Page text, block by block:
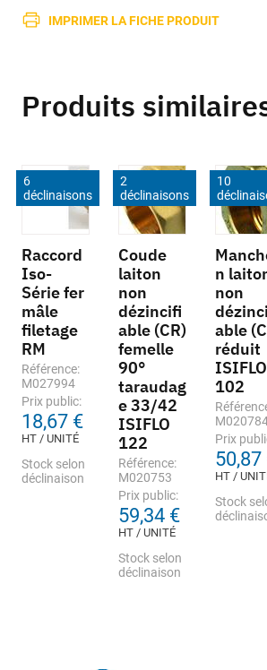
IMPRIMER LA FICHE PRODUIT
Produits
6
déclinaisons
Raccord
Iso-
Série fer
mâle
filetage
RM
Référence:
M027994
Prix public:
18,67 €
HT / UNITÉ
Stock selon
déclinaison
2
déclinaisons
Coude
laiton
non
dézincifi
able (CR)
femelle
90°
taraudag
e 33/42
ISIFLO
122
Référence:
M020753
Prix public:
59,34 €
HT / UNITÉ
Stock selon
déclinaison
10
n
non
able
réduit
ISIFLO
102
Prix
50,87
HT /
Stock